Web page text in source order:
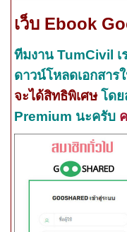
เว็บ Ebook
ทีมงาน TumCivil
ดาวน์โหลดเอกสาร
จะได้สิทธิพิเศษโดย
Premium นะครับ